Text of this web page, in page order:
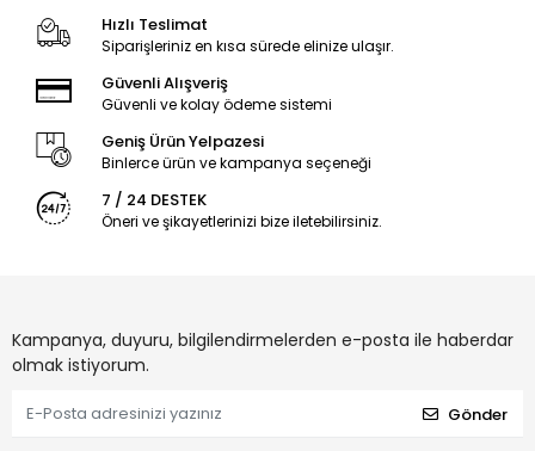
Hızlı Teslimat
Siparişleriniz en kısa sürede elinize ulaşır.
Güvenli Alışveriş
Güvenli ve kolay ödeme sistemi
Geniş Ürün Yelpazesi
Binlerce ürün ve kampanya seçeneği
7 / 24 DESTEK
Öneri ve şikayetlerinizi bize iletebilirsiniz.
Kampanya, duyuru, bilgilendirmelerden e-posta ile haberdar
olmak istiyorum.
Gönder